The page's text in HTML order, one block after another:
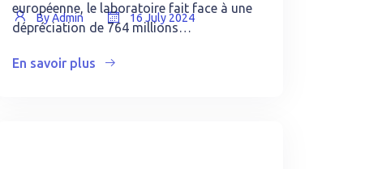
16 July 2024
By Admin
européenne, le laboratoire fait face à une
dépréciation de 764 millions…
En savoir plus